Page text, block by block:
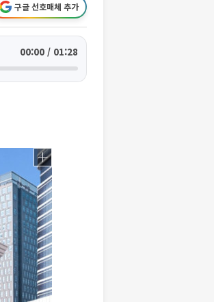
구글 선호매체 추가
00:00 / 01:28